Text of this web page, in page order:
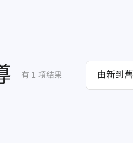
有 1 項結果 由新到舊